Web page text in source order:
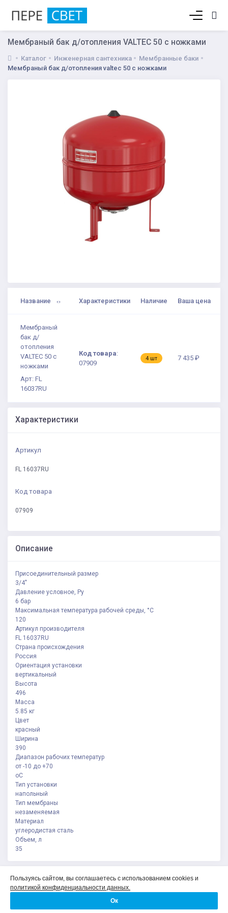
Мембраный бак д/отопления VALTEC 50 с ножками
Каталог Инженерная сантехника
Мембранные баки
Мембраный бак д/отопления valtec 50 с ножками
Пользуясь сайтом, вы соглашаетесь с использованием cookies и
политикой конфиденциальности данных.
Ок
Название Характеристики Наличие Ваша цена
Мембраный
бак д/
отопления
VALTEC 50 с
ножками
Арт: FL
16037RU
Код товара:
07909
4 шт 7 435 ₽
Характеристики
Артикул
FL 16037RU
Код товара
07909
Описание
Присоединительный размер
3/4"
Давление условное, Ру
6 бар
Максимальная температура рабочей среды, °C
120
Артикул производителя
FL 16037RU
Страна происхождения
Россия
Ориентация установки
вертикальный
Высота
496
Масса
5.85 кг
Цвет
красный
Ширина
390
Диапазон рабочих температур
от -10 до +70
oC
Тип установки
напольный
Тип мембраны
незаменяемая
Материал
углеродистая сталь
Объем, л
35
Политика конфиденциальности
Соглашение на обработку персональных данных
О компании